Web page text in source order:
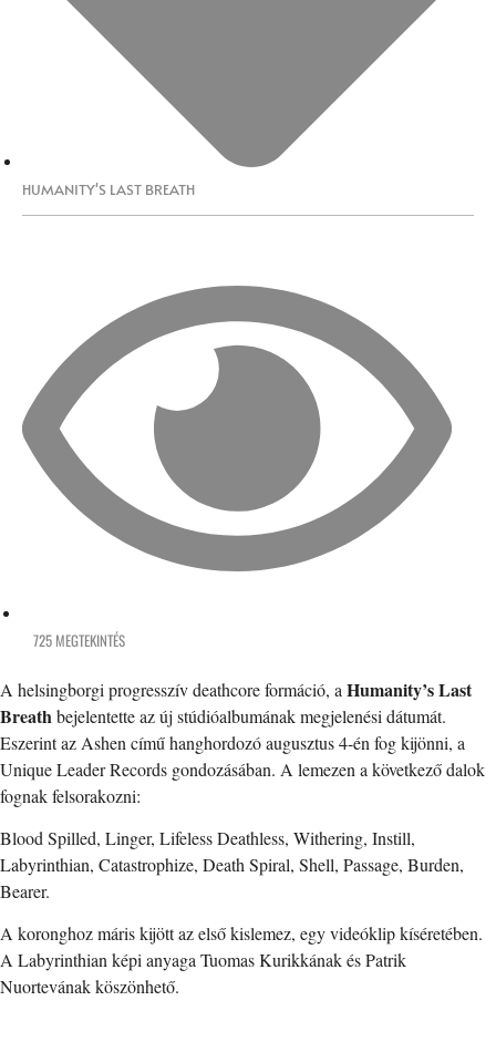
HUMANITY'S LAST BREATH
725 MEGTEKINTÉS
A helsingborgi progresszív deathcore formáció, aHumanity’s Last
Breathbejelentette az új stúdióalbumának megjelenési dátumát.
Eszerint az Ashen című hanghordozó augusztus 4-én fog kijönni, a
Unique Leader Records gondozásában. A lemezen a következő dalok
fognak felsorakozni:
Blood Spilled, Linger, Lifeless Deathless, Withering, Instill,
Labyrinthian, Catastrophize, Death Spiral, Shell, Passage, Burden,
Bearer.
A koronghoz máris kijött az első kislemez, egy videóklip kíséretében.
A Labyrinthian képi anyaga Tuomas Kurikkának és Patrik
Nuortevának köszönhető.